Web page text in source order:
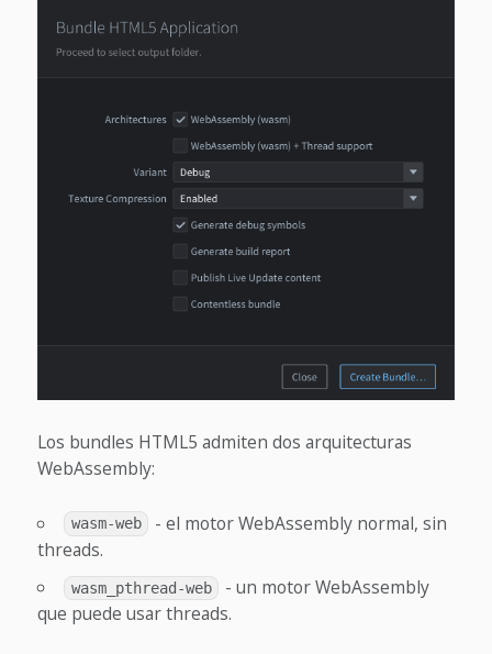
Los bundles HTML5 admiten dos arquitecturas
WebAssembly:
wasm-web
- el motor WebAssembly normal, sin
threads.
wasm_pthread-web
- un motor WebAssembly
que puede usar threads.